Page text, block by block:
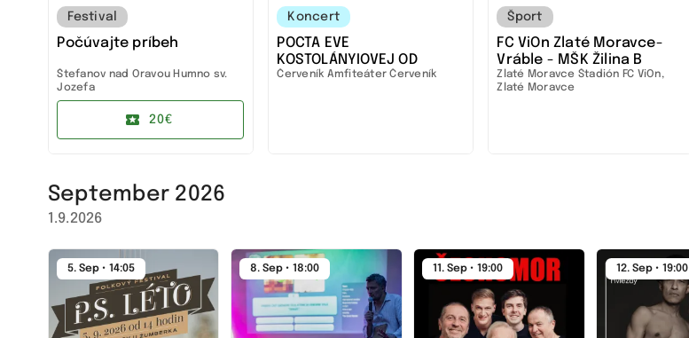
Festival
Počúvajte príbeh
Štefanov nad Oravou Humno sv.
Jozefa
20€
Koncert
POCTA EVE
KOSTOLÁNYIOVEJ OD
KOLÍSKY KU HVIEZDAM... a
Červeník Amfiteáter Červeník
Šport
FC ViOn Zlaté Moravce-
Vráble - MŠK Žilina B
Zlaté Moravce Štadión FC ViOn,
Zlaté Moravce
September 2026
1.9.2026
5. Sep • 14:05 8. Sep • 18:00 11. Sep • 19:00 12. Sep • 19:00